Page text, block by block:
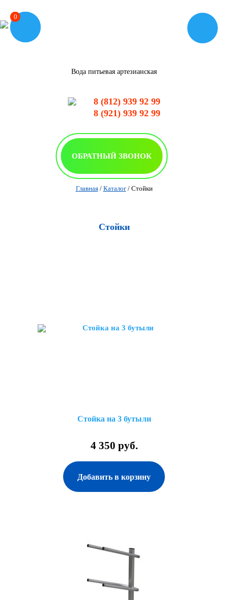
Вода питьевая артезианская
8 (812) 939 92 99
8 (921) 939 92 99
ОБРАТНЫЙ ЗВОНОК
0
0
Главная/ Каталог/ Стойки
Стойки
Стойка на 3 бутыли
4 350 руб.
Добавить в корзину